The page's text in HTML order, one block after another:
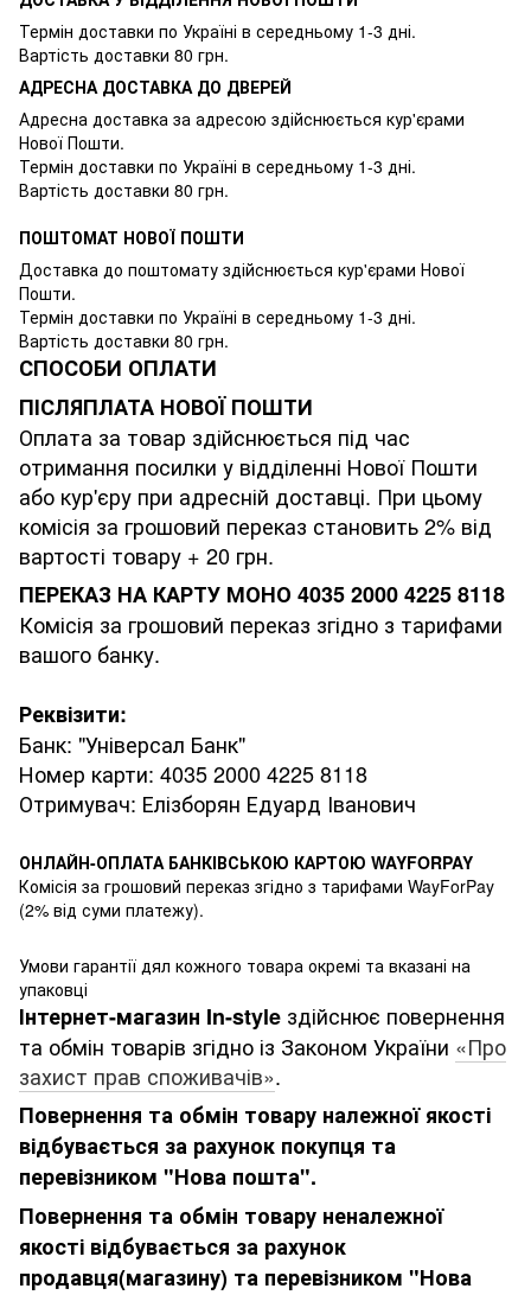
Термін доставки по Україні в середньому 1-3 дні.
Вартість доставки 80 грн.
АДРЕСНА ДОСТАВКА ДО ДВЕРЕЙ
Адресна доставка за адресою здійснюється кур'єрами
Нової Пошти.
Термін доставки по Україні в середньому 1-3 дні.
Вартість доставки 80 грн.
ПОШТОМАТ НОВОЇ ПОШТИ
Доставка до поштомату здійснюється кур'єрами Нової
Пошти.
Термін доставки по Україні в середньому 1-3 дні.
Вартість доставки 80 грн.
СПОСОБИ ОПЛАТИ
ПІСЛЯПЛАТА НОВОЇ ПОШТИ
Оплата за товар здійснюється під час
отримання посилки у відділенні Нової Пошти
або кур'єру при адресній доставці. При цьому
комісія за грошовий переказ становить 2% від
вартості товару + 20 грн.
ПЕРЕКАЗ НА КАРТУ МОНО 4035 2000 4225 8118
Комісія за грошовий переказ згідно з тарифами
вашого банку.
Реквізити:
Банк: "Універсал Банк"
Номер карти: 4035 2000 4225 8118
Отримувач: Елізборян Едуард Іванович
ОНЛАЙН-ОПЛАТА БАНКІВСЬКОЮ КАРТОЮ WAYFORPAY
Комісія за грошовий переказ згідно з тарифами WayForPay
(2% від суми платежу).
Умови гарантії дял кожного товара окремі та вказані на
упаковці
Інтернет-магазин In-style здійснює повернення
та обмін товарів згідно із Законом України «Про
захист прав споживачів».
Повернення та обмін товару належної якості
відбувається за рахунок покупця та
перевізником "Нова пошта".
Повернення та обмін товару неналежної
якості відбувається за рахунок
продавця(магазину) та перевізником "Нова